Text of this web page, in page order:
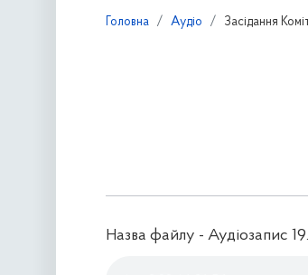
Головна Аудіо Засідання
Назва файлу - Аудіозапис